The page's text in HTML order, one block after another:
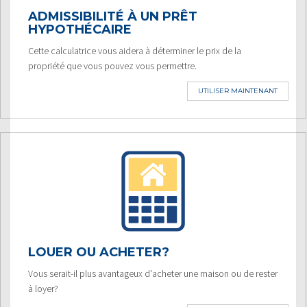
ADMISSIBILITÉ À UN PRÊT
HYPOTHÉCAIRE
Cette calculatrice vous aidera à déterminer le prix de la
propriété que vous pouvez vous permettre.
UTILISER MAINTENANT
LOUER OU ACHETER?
Vous serait-il plus avantageux d'acheter une maison ou de rester
à loyer?